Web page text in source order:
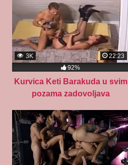
3K
22:23
92%
Kurvica Keti Barakuda u svim
pozama zadovoljava